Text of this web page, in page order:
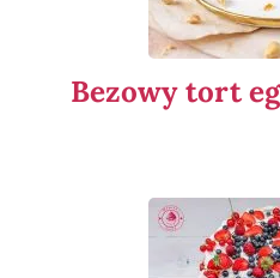
Bezowy tort